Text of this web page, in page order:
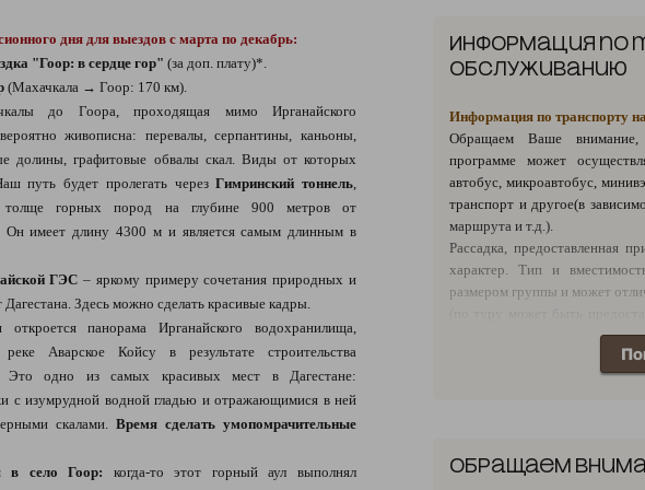
дня для выездов с марта по декабрь:
"Гоор: в сердце гор" (за доп. плату)*.
(Махачкала → Гоор: 170 км).
до Гоора, проходящая мимо Ирганайского
живописна: перевалы, серпантины, каньоны,
долины, графитовые обвалы скал. Виды от которых
путь будет пролегать черезГимринский тоннель,
толще горных пород на глубине 900 метров от
Он имеет длину 4300 м и является самым длинным в
ГЭС – яркому примеру сочетания природных и
Здесь можно сделать красивые кадры.
панорама Ирганайского водохранилища,
Аварское Койсу в результате строительства
Это одно из самых красивых мест в Дагестане:
с изумрудной водной гладью и отражающимися в ней
скалами. Время сделать умопомрачительные
в село Гоор: когда-то этот горный аул выполнял
День 5.
Программа
Завтрак / завтрак
Экскурсионная поездка
посещение села Гоор и его
национальной кухни.
День 5.
Программа
сентябрь:
Завтрак / завтрак
экскурсионная программа
гнезда аварского волка»
достопримечательностей,
Экскурсионная поездка
Осмотр пейзажей каньона с
Информация по
обслуживанию
Информация по транспорту
Обращаем Ваше внимание,
программе может
автобус, микроавтобус,
транспорт и другое(в
маршрута и т.д.).
Рассадка, предоставленная
характер. Тип и
размером группы и может
Обращаем